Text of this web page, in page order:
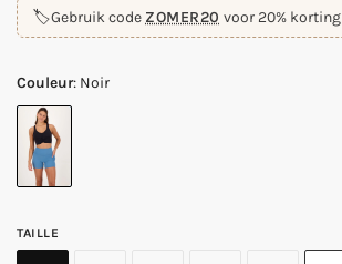
🏷️Gebruik code ZOMER20 voor 20% korting
Couleur: Noir
TAILLE